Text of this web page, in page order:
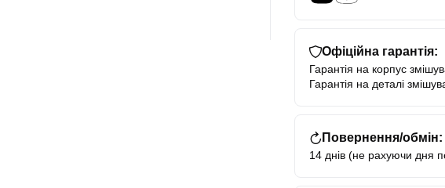
Офіційна гарантія:
Гарантія на корпус
Гарантія на деталі
Повернення/обмін:
14 днів (не рахуючи дня